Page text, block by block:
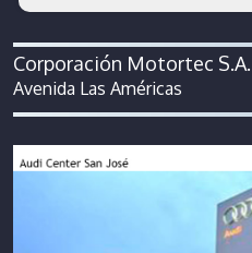
Corporación Motortec S.A.
Avenida Las Américas